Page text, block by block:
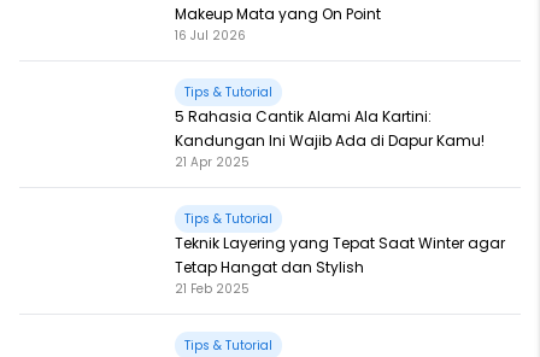
Makeup Mata yang On Point
16 Jul 2026
Tips & Tutorial
5 Rahasia Cantik Alami Ala Kartini:
Kandungan Ini Wajib Ada di Dapur Kamu!
21 Apr 2025
Tips & Tutorial
Teknik Layering yang Tepat Saat Winter agar
Tetap Hangat dan Stylish
21 Feb 2025
Tips & Tutorial